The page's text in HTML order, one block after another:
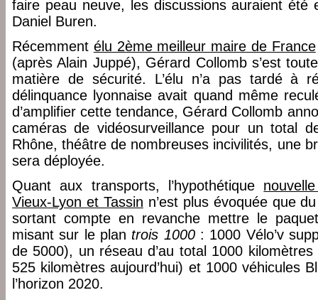
faire peau neuve, les discussions auraient été
Daniel Buren.
Récemment élu 2ème meilleur maire de France
(après Alain Juppé), Gérard Collomb s’est
matière de sécurité. L’élu n’a pas tardé à
délinquance lyonnaise avait quand même
d’amplifier cette tendance, Gérard Collomb
caméras de vidéosurveillance pour un total
Rhône, théâtre de nombreuses incivilités, une
sera déployée.
Quant aux transports, l’hypothétique
Vieux-Lyon et Tassin n’est plus évoquée que
sortant compte en revanche mettre le
misant sur le plan trois 1000: 1000 Vélo’v
de 5000), un réseau d’au total 1000
525 kilomètres aujourd’hui) et 1000 véhicules
l’horizon 2020.